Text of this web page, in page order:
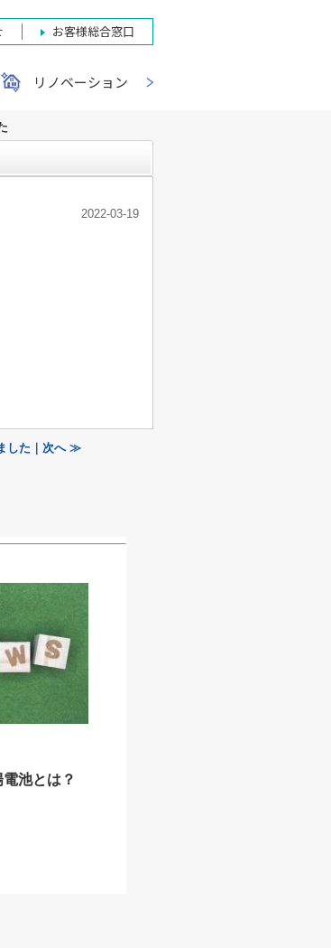
お客様総合窓口
リノベーション
2022-03-19
した｜次へ ≫
池とは？